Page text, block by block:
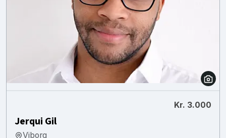
Kr. 3.000
Jerqui Gil
Viborg